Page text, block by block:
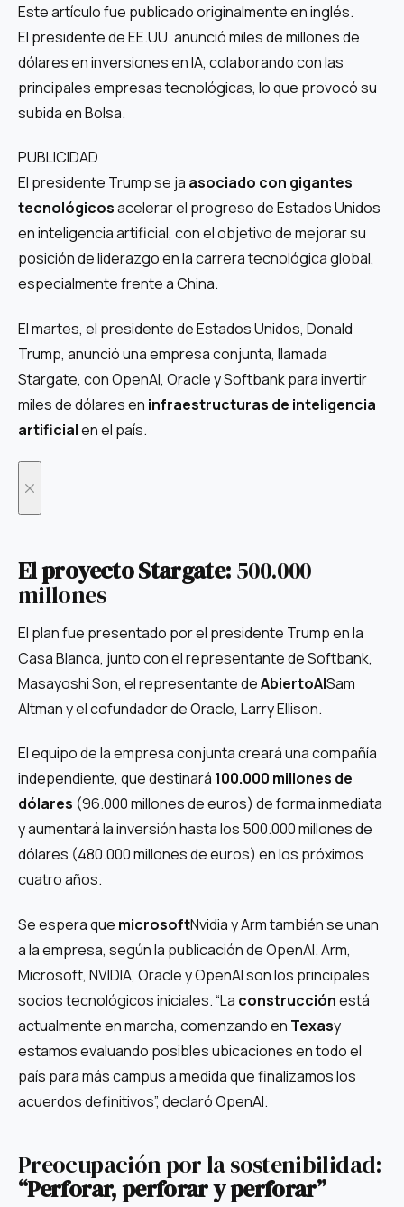
Este artículo fue publicado originalmente en inglés.
El presidente de EE.UU. anunció miles de millones de
dólares en inversiones en IA, colaborando con las
principales empresas tecnológicas, lo que provocó su
subida en Bolsa.
PUBLICIDAD
El presidente Trump se ja asociado con gigantes
tecnológicosacelerar el progreso de Estados Unidos
en inteligencia artificial, con el objetivo de mejorar su
posición de liderazgo en la carrera tecnológica global,
especialmente frente a China.
El martes, el presidente de Estados Unidos, Donald
Trump, anunció una empresa conjunta, llamada
Stargate, con OpenAI, Oracle y Softbank para invertir
miles de dólares en infraestructuras de inteligencia
artificialen el país.
El proyecto Stargate:500.000
millones
El plan fue presentado por el presidente Trump en la
Casa Blanca, junto con el representante de Softbank,
Masayoshi Son, el representante deAbiertoAISam
Altman y el cofundador de Oracle, Larry Ellison.
El equipo de la empresa conjunta creará una compañía
independiente, que destinará 100.000 millones de
dólares (96.000 millones de euros) de forma inmediata
y aumentará la inversión hasta los 500.000 millones de
dólares (480.000 millones de euros) en los próximos
cuatro años.
Se espera que microsoftNvidia y Arm también se unan
a la empresa, según la publicación de OpenAI. Arm,
Microsoft, NVIDIA, Oracle y OpenAI son los principales
socios tecnológicos iniciales. “La construcciónestá
actualmente en marcha, comenzando en Texasy
estamos evaluando posibles ubicaciones en todo el
país para más campus a medida que finalizamos los
acuerdos definitivos”, declaró OpenAI.
Preocupación por la sostenibilidad:
“Perforar, perforar y perforar”